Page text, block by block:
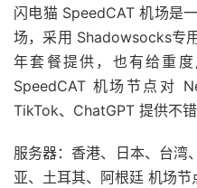
闪电猫 SpeedCAT 机场是
场，采用 Shadowsocks专
年套餐提供，也有给重
SpeedCAT 机场节点对
TikTok、ChatGPT 提供不错
服务器：香港、日本、台湾
亚、土耳其、阿根廷 机场节